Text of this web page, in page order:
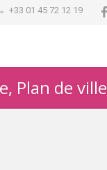
+33 01 45 72 12 19
Plan de ville